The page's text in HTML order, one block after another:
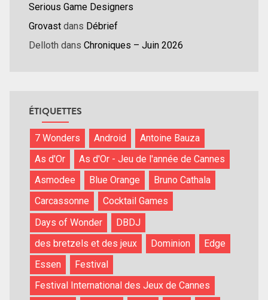
Serious Game Designers
Grovast dans Débrief
Delloth dans Chroniques – Juin 2026
ÉTIQUETTES
7 Wonders Android
Antoine Bauza
As d'Or
As d'Or - Jeu de l'année de Cannes
Asmodee
Blue Orange
Bruno Cathala
Carcassonne
Cocktail Games
Days of Wonder
DBDJ
des bretzels et des jeux
Dominion
Edge
Essen
Festival
Festival International des Jeux de Cannes